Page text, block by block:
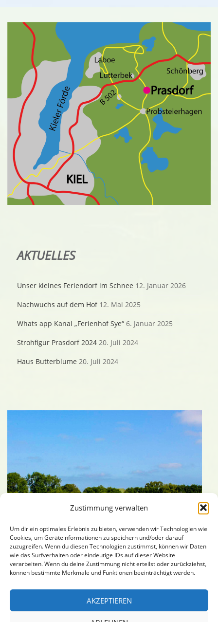
Zustimmung verwalten
Um dir ein optimales Erlebnis zu bieten, verwenden wir Technologien wie
Cookies, um Geräteinformationen zu speichern und/oder darauf
zuzugreifen. Wenn du diesen Technologien zustimmst, können wir Daten
wie das Surfverhalten oder eindeutige IDs auf dieser Website
verarbeiten. Wenn du deine Zustimmung nicht erteilst oder zurückziehst,
können bestimmte Merkmale und Funktionen beeinträchtigt werden.
AKZEPTIEREN
AKTUELLES
Unser kleines Feriendorf im Schnee 12. Januar 2026
Nachwuchs auf dem Hof 12. Mai 2025
Whats app Kanal „Ferienhof Sye“ 6. Januar 2025
Strohfigur Prasdorf 2024 20. Juli 2024
Haus Butterblume 20. Juli 2024
Ferienhaus Idylle